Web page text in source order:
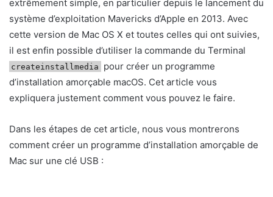
extrêmement simple, en particulier depuis le lancement du
système d’exploitation Mavericks d’Apple en 2013. Avec
cette version de Mac OS X et toutes celles qui ont suivies,
il est enfin possible d’utiliser la commande du Terminal
createinstallmedia
pour créer un programme
d’installation amorçable macOS. Cet article vous
expliquera justement comment vous pouvez le faire.
Dans les étapes de cet article, nous vous montrerons
comment créer un programme d’installation amorçable de
Mac sur une clé USB :